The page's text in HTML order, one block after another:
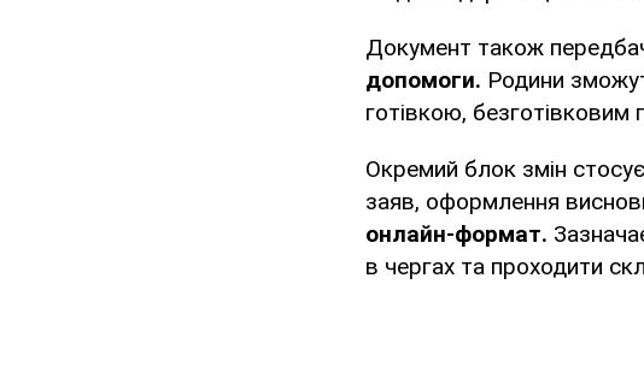
Документ також
допомоги. Родини
готівкою, безготівковим
Окремий блок змін
заяв, оформлення
онлайн-формат.
в чергах та проходити